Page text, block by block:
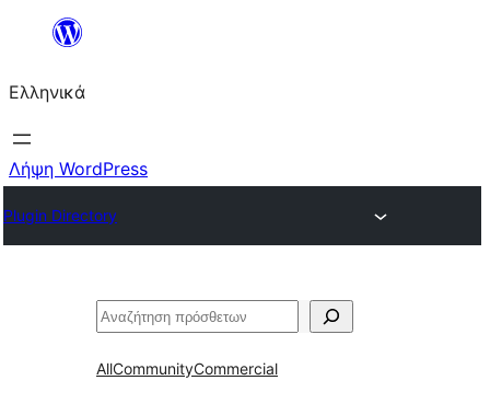
Μετάβαση
περιεχόμενο
Ελληνικά
Λήψη WordPress
Plugin Directory
Αναζήτηση
AllCommunityCommercial